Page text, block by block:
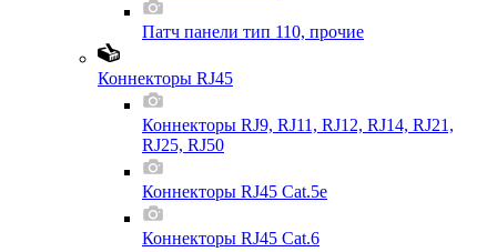
Патч панели тип 110, прочие
Коннекторы RJ45
Коннекторы RJ9, RJ11, RJ12, RJ14, RJ21,
RJ25, RJ50
Коннекторы RJ45 Cat.5e
Коннекторы RJ45 Cat.6